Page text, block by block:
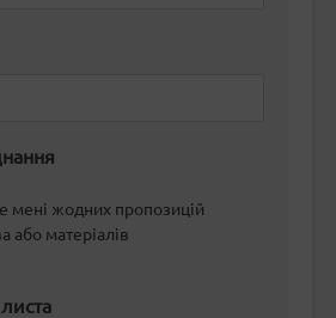
мені жодних пропозицій
або матеріалів